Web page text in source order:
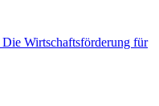
Die Wirtschaftsförderung für